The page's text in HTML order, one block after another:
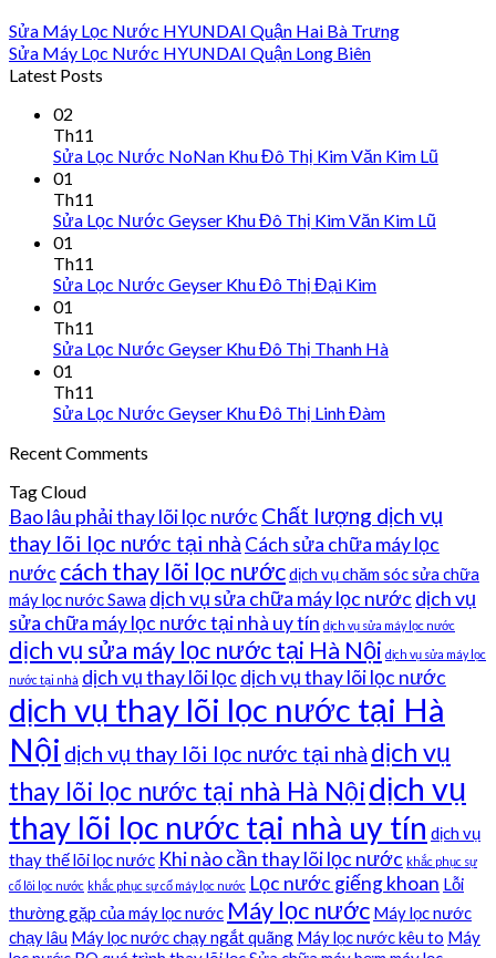
Sửa Máy Lọc Nước HYUNDAI Quận Hai Bà Trưng
Sửa Máy Lọc Nước HYUNDAI Quận Long Biên
Latest Posts
02
Th11
Sửa Lọc Nước NoNan Khu Đô Thị Kim Văn Kim Lũ
01
Th11
Sửa Lọc Nước Geyser Khu Đô Thị Kim Văn Kim Lũ
01
Th11
Sửa Lọc Nước Geyser Khu Đô Thị Đại Kim
01
Th11
Sửa Lọc Nước Geyser Khu Đô Thị Thanh Hà
01
Th11
Sửa Lọc Nước Geyser Khu Đô Thị Linh Đàm
Recent Comments
Tag Cloud
Bao lâu phải thay lõi lọc nước Chất lượng dịch vụ
thay lõi lọc nước tại nhà Cách sửa chữa máy lọc
nước cách thay lõi lọc nướcdịch vụ chăm sóc sửa chữa
máy lọc nước Sawa dịch vụ sửa chữa máy lọc nước dịch vụ
sửa chữa máy lọc nước tại nhà uy tín dịch vụ sửa máy lọc nước
dịch vụ sửa máy lọc nước tại Hà Nội dịch vụ sửa máy lọc
nước tại nhà dịch vụ thay lõi lọc dịch vụ thay lõi lọc nước
dịch vụ thay lõi lọc nước tại Hà
Nội dịch vụ thay lõi lọc nước tại nhà dịch vụ
thay lõi lọc nước tại nhà Hà Nộidịch vụ
thay lõi lọc nước tại nhà uy tín dịch vụ
thay thế lõi lọc nước Khi nào cần thay lõi lọc nước khắc phục sự
cố lõi lọc nước khắc phục sự cố máy lọc nước Lọc nước giếng khoan Lỗi
thường gặp của máy lọc nước Máy lọc nước Máy lọc nước
chạy lâu Máy lọc nước chạy ngắt quãng Máy lọc nước kêu to Máy